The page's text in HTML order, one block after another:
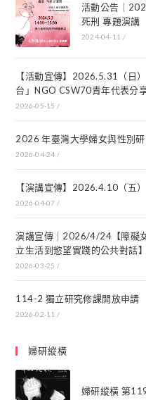
活動公告｜
死刑 專題演講
2024-04-11 /
【活動宣傳】2026.5.31（日
台」NGO CSW70青年代表分
2026-05-15 /
2026 年臺灣大學婦女與性別
2026-04-24 /
【演講宣傳】2026.4.10（五
2026-04-07 /
演講宣傳｜2026/4/24【障礙
立生活到慾望實踐的公共對話】
2026-03-25 /
114-2 獨立研究修課開放申請
2026-02-11 /
婦研縱橫
婦研縱橫 第